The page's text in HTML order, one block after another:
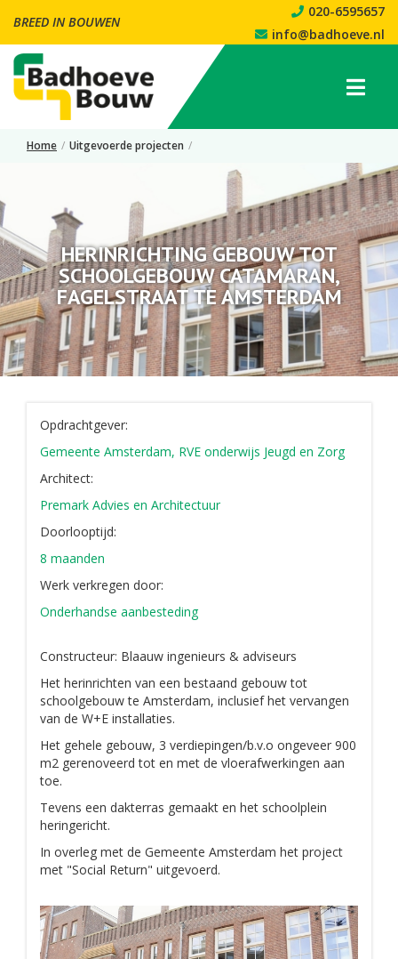
BREED IN BOUWEN
020-6595657
info@badhoeve.nl
Home / Uitgevoerde projecten /
Herinrichting gebouw tot schoolgebouw Catamaran, Fagelstraat te
Amsterdam
HERINRICHTING GEBOUW TOT
SCHOOLGEBOUW CATAMARAN,
FAGELSTRAAT TE AMSTERDAM
Opdrachtgever:
Gemeente Amsterdam, RVE onderwijs Jeugd en Zorg
Architect:
Premark Advies en Architectuur
Doorlooptijd:
8 maanden
Werk verkregen door:
Onderhandse aanbesteding
Constructeur: Blaauw ingenieurs & adviseurs
Het herinrichten van een bestaand gebouw tot
schoolgebouw te Amsterdam, inclusief het vervangen
van de W+E installaties.
Het gehele gebouw, 3 verdiepingen/b.v.o ongeveer 900
m2 gerenoveerd tot en met de vloerafwerkingen aan
toe.
Tevens een dakterras gemaakt en het schoolplein
heringericht.
In overleg met de Gemeente Amsterdam het project
met "Social Return" uitgevoerd.